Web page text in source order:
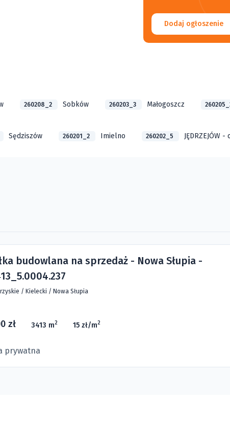
Dodaj ogłoszenie
260208_2 Sobków 260203_3 Małogoszcz
Sędziszów 260201_2 Imielno 260202_5 JĘDRZEJÓW
budowlana na sprzedaż - Nowa Słupia -
/ Kielecki / Nowa Słupia
zł 3413 m2 15 zł/m2
prywatna